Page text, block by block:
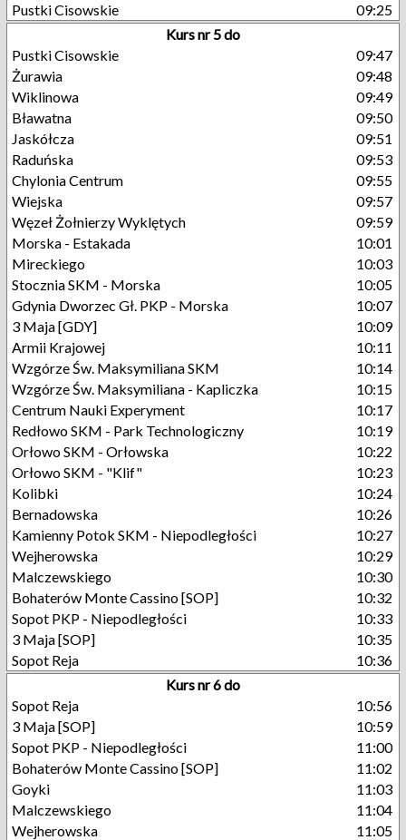
Pustki Cisowskie
09:25
Kurs nr 5 do
Pustki Cisowskie
09:47
Żurawia
09:48
Wiklinowa
09:49
Bławatna
09:50
Jaskółcza
09:51
Raduńska
09:53
Chylonia Centrum
09:55
Wiejska
09:57
Węzeł Żołnierzy Wyklętych
09:59
Morska - Estakada
10:01
Mireckiego
10:03
Stocznia SKM - Morska
10:05
Gdynia Dworzec Gł. PKP - Morska
10:07
3 Maja [GDY]
10:09
Armii Krajowej
10:11
Wzgórze Św. Maksymiliana SKM
10:14
Wzgórze Św. Maksymiliana - Kapliczka
10:15
Centrum Nauki Experyment
10:17
Redłowo SKM - Park Technologiczny
10:19
Orłowo SKM - Orłowska
10:22
Orłowo SKM - "Klif"
10:23
Kolibki
10:24
Bernadowska
10:26
Kamienny Potok SKM - Niepodległości
10:27
Wejherowska
10:29
Malczewskiego
10:30
Bohaterów Monte Cassino [SOP]
10:32
Sopot PKP - Niepodległości
10:33
3 Maja [SOP]
10:35
Sopot Reja
10:36
Kurs nr 6 do
Sopot Reja
10:56
3 Maja [SOP]
10:59
Sopot PKP - Niepodległości
11:00
Bohaterów Monte Cassino [SOP]
11:02
Goyki
11:03
Malczewskiego
11:04
Wejherowska
11:05